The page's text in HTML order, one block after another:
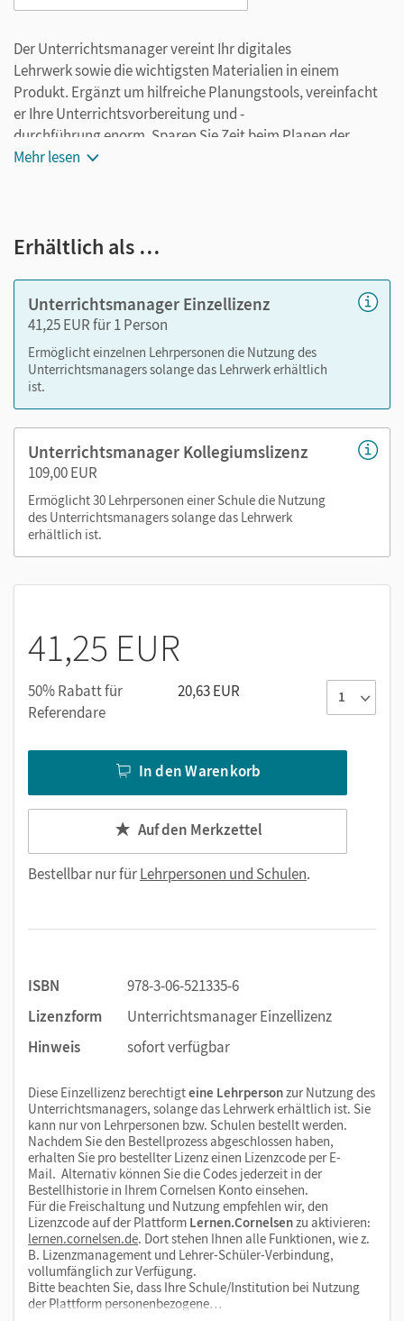
Der Unterrichtsmanager vereint Ihr digitales
Lehrwerk sowie die wichtigsten Materialien in einem
Produkt. Ergänzt um hilfreiche Planungstools, vereinfacht
er Ihre Unterrichtsvorbereitung und -
durchführung enorm. Sparen Sie Zeit beim Planen der
Stunden und fügen Sie auch eigene Materialien ganz leicht
Teaching Guide
Audios
Videos
Lösungen
Arbeitsblätter und Kopiervorlagen
Transkripte zu Audios und Videos
Mit dem Kauf erhalten Sie einen Code zur Freischaltung des
E-Books aufmein.cornelsen.de
Alternativ können Sie das E-Book auch auf der Plattform
Lernen.Cornelsen (mit neuen Features) aktivieren:
lernen.cornelsen.de
Mehr lesen
Erhältlich als …
Unterrichtsmanager Einzellizenz
41,25 EUR für 1 Person
Ermöglicht einzelnen Lehrpersonen die Nutzung des
Unterrichtsmanagers solange das Lehrwerk erhältlich
ist.
Unterrichtsmanager Kollegiumslizenz
109,00 EUR
Ermöglicht 30 Lehrpersonen einer Schule die Nutzung
des Unterrichtsmanagers solange das Lehrwerk
erhältlich ist.
41,25 EUR
50% Rabatt für
Referendare
20,63 EUR
In den Warenkorb
Auf den Merkzettel
Bestellbar nur fürLehrpersonen und Schulen.
ISBN
978-3-06-521335-6
Lizenzform
Unterrichtsmanager Einzellizenz
Hinweis
sofort verfügbar
Diese Einzellizenz berechtigteine Lehrpersonzur Nutzung des
Unterrichtsmanagers, solange das Lehrwerk erhältlich ist. Sie
kann nur von Lehrpersonen bzw. Schulen bestellt werden.
Nachdem Sie den Bestellprozess abgeschlossen haben,
erhalten Sie pro bestellter Lizenz einen Lizenzcode per E-
Mail. Alternativ können Sie die Codes jederzeit in der
Bestellhistorie in Ihrem Cornelsen Konto einsehen.
Für die Freischaltung und Nutzung empfehlen wir, den
Lizenzcode auf der Plattform Lernen.Cornelsenzu aktivieren:
lernen.cornelsen.de. Dort stehen Ihnen alle Funktionen, wie z.
B. Lizenzmanagement und Lehrer-Schüler-Verbindung,
vollumfänglich zur Verfügung.
Bitte beachten Sie, dass Ihre Schule/Institution bei Nutzung
der Plattform personenbezogene…